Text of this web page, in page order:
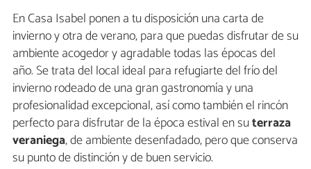
En Casa Isabel ponen a tu disposición una carta de
invierno y otra de verano, para que puedas disfrutar de su
ambiente acogedor y agradable todas las épocas del
año. Se trata del local ideal para refugiarte del frío del
invierno rodeado de una gran gastronomía y una
profesionalidad excepcional, así como también el rincón
perfecto para disfrutar de la época estival en suterraza
veraniega, de ambiente desenfadado, pero que conserva
su punto de distinción y de buen servicio.